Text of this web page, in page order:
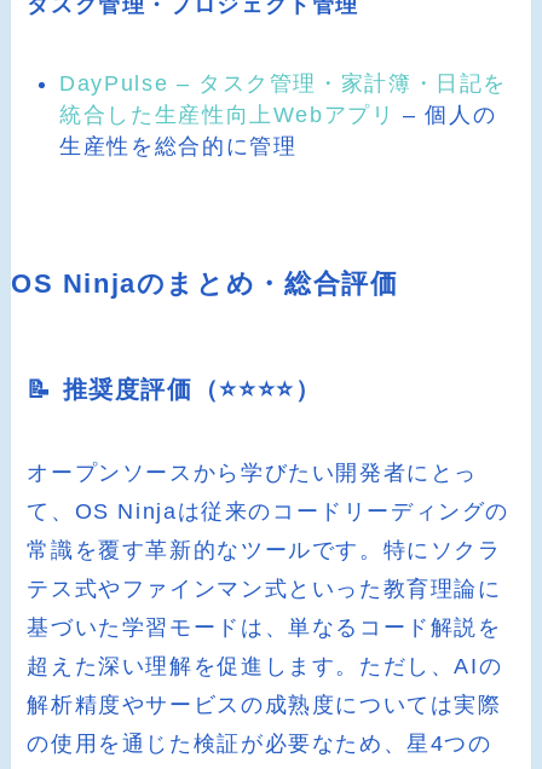
DayPulse – タスク管理・家計簿・日記を
統合した生産性向上Webアプリ – 個人の
生産性を総合的に管理
OS Ninjaのまとめ・総合評価
📝 推奨度評価（⭐️⭐️⭐️⭐️）
オープンソースから学びたい開発者にとっ
て、OS Ninjaは従来のコードリーディングの
常識を覆す革新的なツールです。特にソクラ
テス式やファインマン式といった教育理論に
基づいた学習モードは、単なるコード解説を
超えた深い理解を促進します。ただし、AIの
解析精度やサービスの成熟度については実際
の使用を通じた検証が必要なため、星4つの